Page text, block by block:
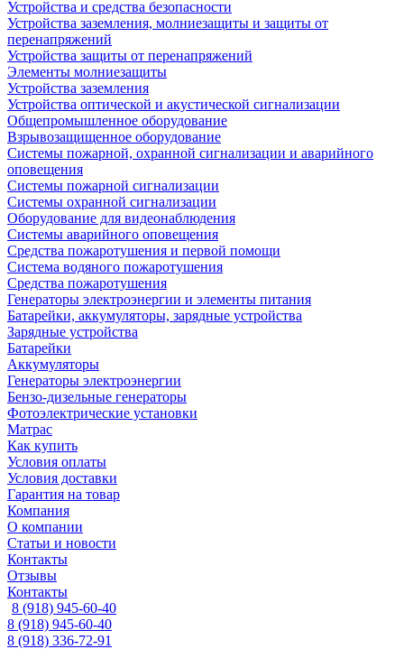
Устройства и средства безопасности
Устройства заземления, молниезащиты и защиты от
перенапряжений
Устройства защиты от перенапряжений
Элементы молниезащиты
Устройства заземления
Устройства оптической и акустической сигнализации
Общепромышленное оборудование
Взрывозащищенное оборудование
Системы пожарной, охранной сигнализации и аварийного
оповещения
Системы пожарной сигнализации
Системы охранной сигнализации
Оборудование для видеонаблюдения
Системы аварийного оповещения
Средства пожаротушения и первой помощи
Система водяного пожаротушения
Средства пожаротушения
Генераторы электроэнергии и элементы питания
Батарейки, аккумуляторы, зарядные устройства
Зарядные устройства
Батарейки
Аккумуляторы
Генераторы электроэнергии
Бензо-дизельные генераторы
Фотоэлектрические установки
Матрас
Как купить
Условия оплаты
Условия доставки
Гарантия на товар
Компания
О компании
Статьи и новости
Контакты
Отзывы
Контакты
8 (918) 945-60-40
8 (918) 945-60-40
8 (918) 336-72-91